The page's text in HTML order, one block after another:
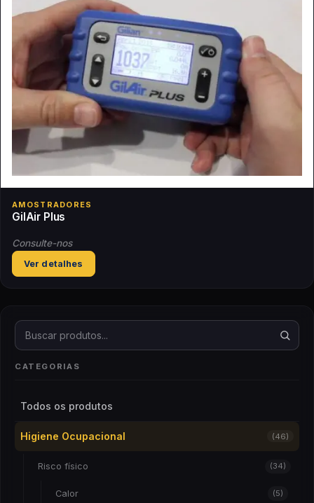
Buscar produtos
CATEGORIAS
Todos os produtos
Higiene Ocupacional (46)
Risco físico (34)
Calor (5)
AMOSTRADORES
GilAir Plus
Consulte-nos
Ver detalhes